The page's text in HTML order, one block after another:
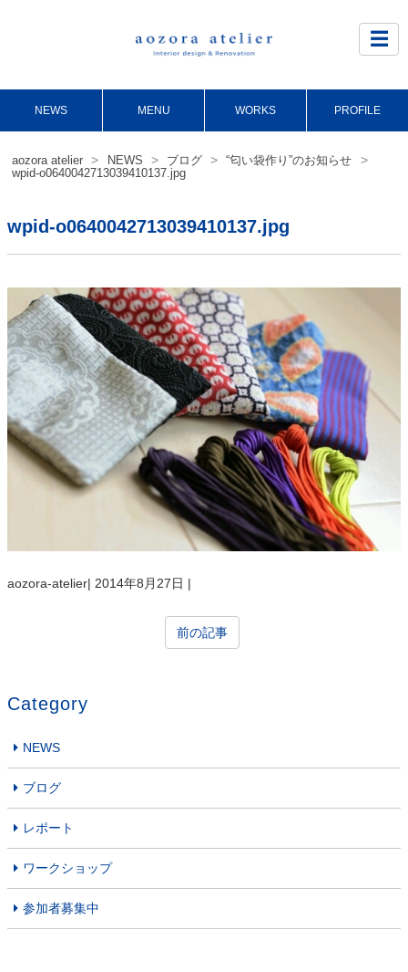
☰
NEWS MENU WORKS PROFILE
aozora atelier > NEWS > ブログ > “匂い袋作り”のお知らせ >
wpid-o0640042713039410137.jpg
wpid-o0640042713039410137.jpg
aozora-atelier| 2014年8月27日 |
前の記事
Category
NEWS
ブログ
レポート
ワークショップ
参加者募集中